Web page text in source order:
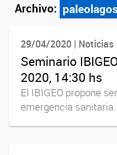
Archivo: paleolagos
29/04/2020 | Noticias
Seminario
2020, 14:30 hs
El IBIGEO propone
emergencia sanitaria.